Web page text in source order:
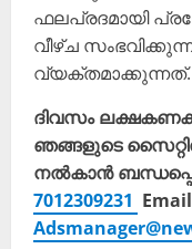
ഫലപ്രദമായി
വീഴ്ച
വ്യക്തമാക്കുന്നത്.
ദിവസം
ഞങ്ങളുടെ
നൽകാൻ
7012309231